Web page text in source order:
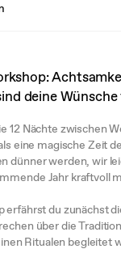
deine Wünsche
12 Nächte zwischen
eine magische Zeit
dünner werden, wir
Jahr kraftvoll
erfährst du zunächst
über die
Ritualen begleitet